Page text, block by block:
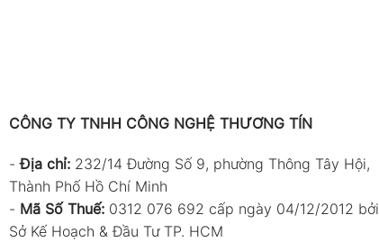
CÔNG TY TNHH CÔNG NGHỆ THƯƠNG TÍN
-Địa chỉ: 232/14 Đường Số 9, phường Thông Tây Hội,
Thành Phố Hồ Chí Minh
- Mã Số Thuế: 0312 076 692 cấp ngày 04/12/2012 bởi
Sở Kế Hoạch & Đầu Tư TP. HCM